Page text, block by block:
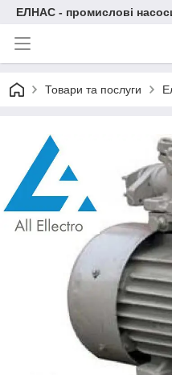
ЕЛНАС - промислові
Товари та послуги